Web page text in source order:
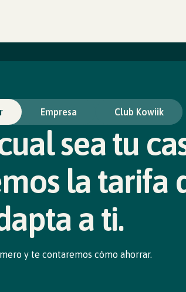
Empresa Club Kowiik
sea tu
la tarifa
a ti.
y te contaremos cómo ahorrar.